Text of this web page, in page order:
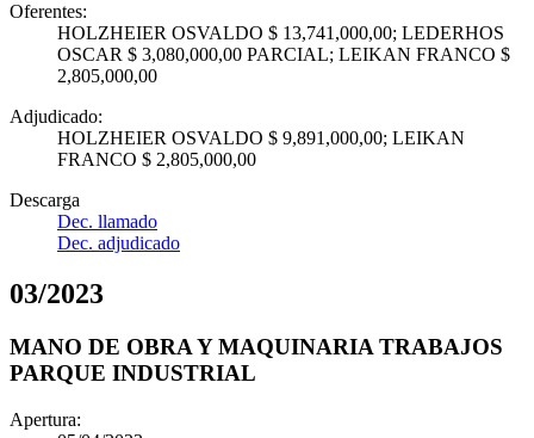
Oferentes:
HOLZHEIER OSVALDO $ 13,741,000,00; LEDERHOS
OSCAR $ 3,080,000,00 PARCIAL; LEIKAN FRANCO $
2,805,000,00
Adjudicado:
HOLZHEIER OSVALDO $ 9,891,000,00; LEIKAN
FRANCO $ 2,805,000,00
Descarga
Dec. llamado
Dec. adjudicado
03/2023
MANO DE OBRA Y MAQUINARIA TRABAJOS
PARQUE INDUSTRIAL
Apertura: